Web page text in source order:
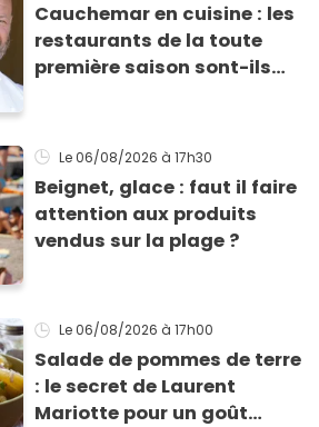
Cauchemar en cuisine : les
restaurants de la toute
première saison sont-ils
Le 06/08/2026 à 17h30
Beignet, glace : faut il faire
attention aux produits
vendus sur la plage ?
Le 06/08/2026 à 17h00
Salade de pommes de terre
: le secret de Laurent
Mariotte pour un goût